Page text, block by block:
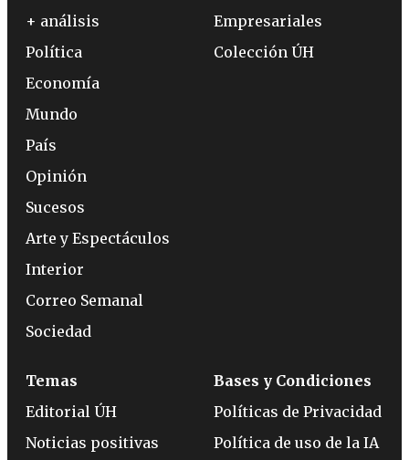
+ análisis
Política
Economía
Mundo
País
Opinión
Sucesos
Arte y Espectáculos
Interior
Correo Semanal
Sociedad
Empresariales
Colección ÚH
Temas
Editorial ÚH
Noticias positivas
Bases y Condiciones
Políticas de Privacidad
Política de uso de la IA